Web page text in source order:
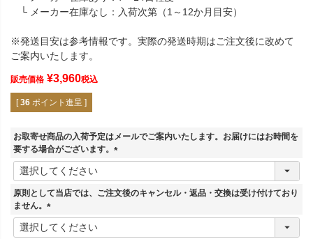
└ メーカー在庫なし：入荷次第（1～12か月目安）
※発送目安は参考情報です。実際の発送時期はご注文後に改めて
ご案内いたします。
販売価格 ¥3,960税込
[ 36 ポイント進呈 ]
お取寄せ商品の入荷予定はメールでご案内いたします。お届けにはお時間を
要する場合がございます。
(
須
原則として当店では、ご注文後のキャンセル・返品・交換は受け付けており
ません。
(
必